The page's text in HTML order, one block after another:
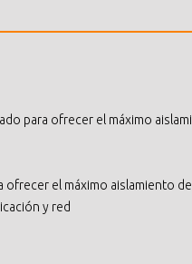
para ofrecer el máximo
el máximo aislamiento
y red